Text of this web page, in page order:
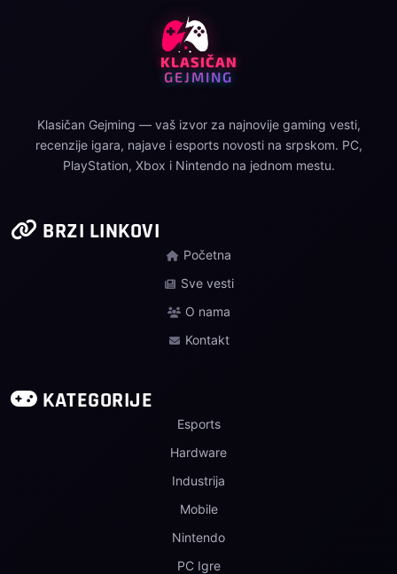
KLASIČAN
GEJMING
Klasičan Gejming — vaš izvor za najnovije gaming vesti,
recenzije igara, najave i esports novosti na srpskom. PC,
PlayStation, Xbox i Nintendo na jednom mestu.
BRZI LINKOVI
Početna
Sve vesti
O nama
Kontakt
KATEGORIJE
Esports
Hardware
Industrija
Mobile
Nintendo
PC Igre